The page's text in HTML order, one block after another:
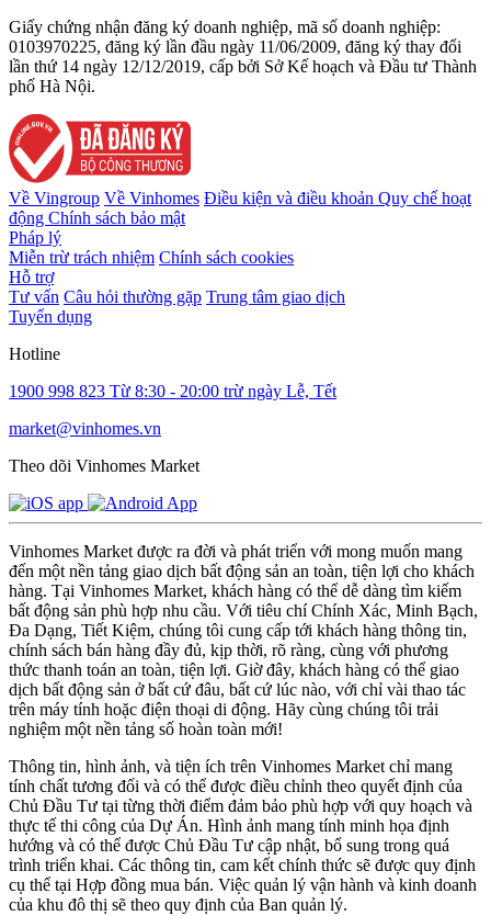
Giấy chứng nhận đăng ký doanh nghiệp, mã số doanh nghiệp:
0103970225, đăng ký lần đầu ngày 11/06/2009, đăng ký thay đổi
lần thứ 14 ngày 12/12/2019, cấp bởi Sở Kế hoạch và Đầu tư Thành
phố Hà Nội.
Về Vingroup Về Vinhomes Điều kiện và điều khoản Quy chế hoạt
động Chính sách bảo mật
Pháp lý
Miễn trừ trách nhiệm Chính sách cookies
Hỗ trợ
Tư vấn Câu hỏi thường gặp Trung tâm giao dịch
Tuyển dụng
Hotline
1900 998 823 Từ 8:30 - 20:00 trừ ngày Lễ, Tết
market@vinhomes.vn
Theo dõi Vinhomes Market
Vinhomes Market được ra đời và phát triển với mong muốn mang
đến một nền tảng giao dịch bất động sản an toàn, tiện lợi cho khách
hàng. Tại Vinhomes Market, khách hàng có thể dễ dàng tìm kiếm
bất động sản phù hợp nhu cầu. Với tiêu chí Chính Xác, Minh Bạch,
Đa Dạng, Tiết Kiệm, chúng tôi cung cấp tới khách hàng thông tin,
chính sách bán hàng đầy đủ, kịp thời, rõ ràng, cùng với phương
thức thanh toán an toàn, tiện lợi. Giờ đây, khách hàng có thể giao
dịch bất động sản ở bất cứ đâu, bất cứ lúc nào, với chỉ vài thao tác
trên máy tính hoặc điện thoại di động. Hãy cùng chúng tôi trải
nghiệm một nền tảng số hoàn toàn mới!
Thông tin, hình ảnh, và tiện ích trên Vinhomes Market chỉ mang
tính chất tương đối và có thể được điều chỉnh theo quyết định của
Chủ Đầu Tư tại từng thời điểm đảm bảo phù hợp với quy hoạch và
thực tế thi công của Dự Án. Hình ảnh mang tính minh họa định
hướng và có thể được Chủ Đầu Tư cập nhật, bổ sung trong quá
trình triển khai. Các thông tin, cam kết chính thức sẽ được quy định
cụ thể tại Hợp đồng mua bán. Việc quản lý vận hành và kinh doanh
của khu đô thị sẽ theo quy định của Ban quản lý.